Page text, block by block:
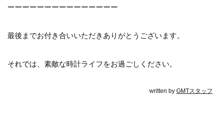
ーーーーーーーーーーーーーーー
最後までお付き合いいただきありがとうございます。
それでは、素敵な時計ライフをお過ごしください。
written by GMTスタッフ